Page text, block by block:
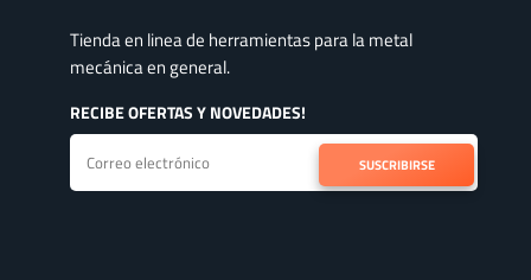
Tienda en linea de herramientas para la metal
mecánica en general.
RECIBE OFERTAS Y NOVEDADES!
SUSCRIBIRSE